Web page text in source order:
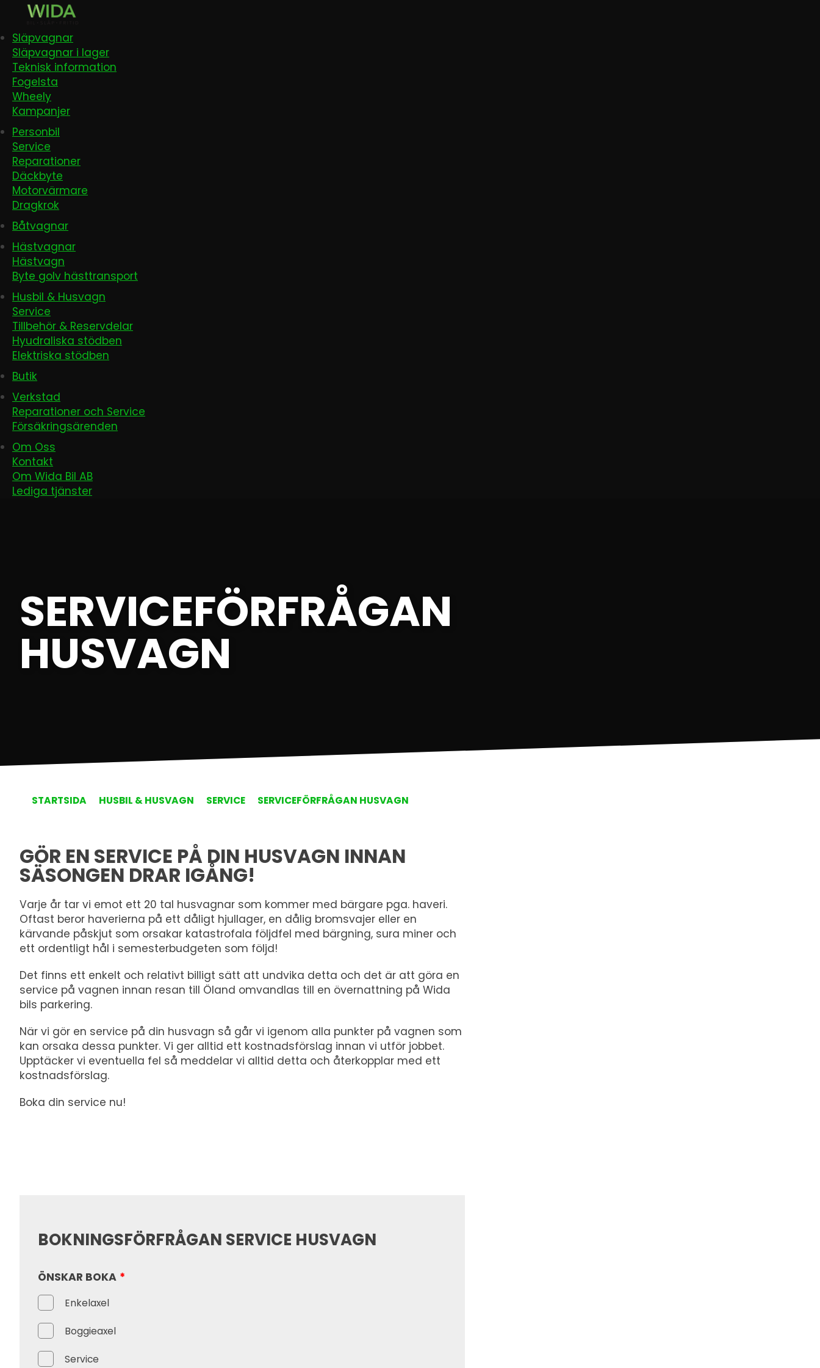
Släpvagnar
Släpvagnar i lager
Teknisk information
Fogelsta
Wheely
Kampanjer
Personbil
Service
Reparationer
Däckbyte
Motorvärmare
Dragkrok
Båtvagnar
Hästvagnar
Hästvagn
Byte golv hästtransport
Husbil & Husvagn
Service
Tillbehör & Reservdelar
Hyudraliska stödben
Elektriska stödben
Butik
Verkstad
Reparationer och Service
Försäkringsärenden
Om Oss
Kontakt
Om Wida Bil AB
Lediga tjänster
SERVICEFÖRFRÅGAN
HUSVAGN
STARTSIDA HUSBIL & HUSVAGN SERVICE SERVICEFÖRFRÅGAN HUSVAGN
GÖR EN SERVICE PÅ DIN HUSVAGN INNAN
SÄSONGEN DRAR IGÅNG!
Varje år tar vi emot ett 20 tal husvagnar som kommer med bärgare pga. haveri.
Oftast beror haverierna på ett dåligt hjullager, en dålig bromsvajer eller en
kärvande påskjut som orsakar katastrofala följdfel med bärgning, sura miner och
ett ordentligt hål i semesterbudgeten som följd!
Det finns ett enkelt och relativt billigt sätt att undvika detta och det är att göra en
service på vagnen innan resan till Öland omvandlas till en övernattning på Wida
bils parkering.
När vi gör en service på din husvagn så går vi igenom alla punkter på vagnen som
kan orsaka dessa punkter. Vi ger alltid ett kostnadsförslag innan vi utför jobbet.
Upptäcker vi eventuella fel så meddelar vi alltid detta och återkopplar med ett
kostnadsförslag.
Boka din service nu!
BOKNINGSFÖRFRÅGAN SERVICE HUSVAGN
ÖNSKAR BOKA *
Enkelaxel
Boggieaxel
Service